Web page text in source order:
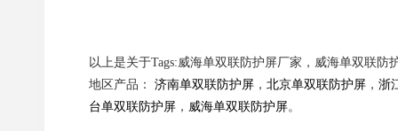
以上是关于Tags:威海单双联防护屏厂家，威海单双联防
地区产品： 济南单双联防护屏 ， 北京单双联防护屏 ， 浙
台单双联防护屏 ， 威海单双联防护屏。